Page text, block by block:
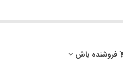
فروشنده باش